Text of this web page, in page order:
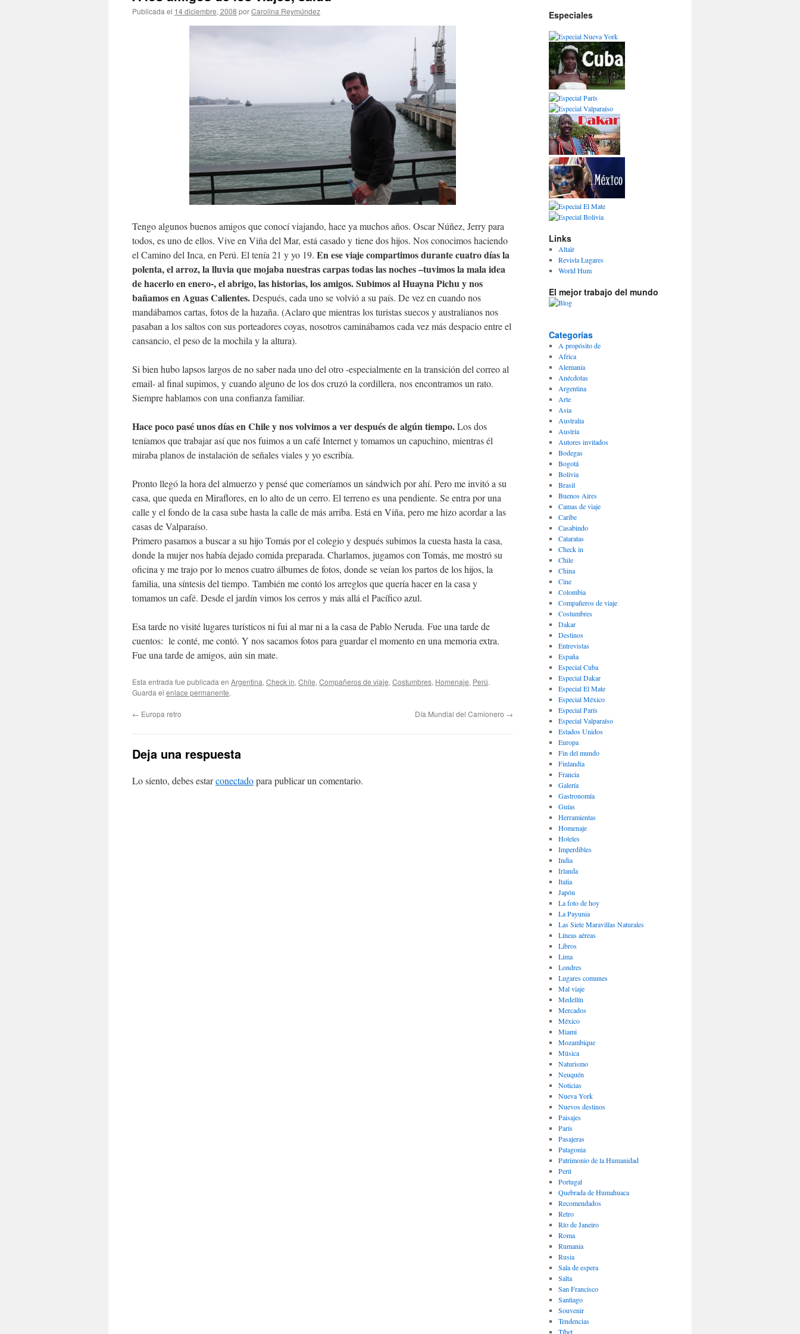
Publicada el 14 diciembre, 2008 porCarolina Reymúndez
Tengo algunos buenos amigos que conocí viajando, hace ya muchos años. Oscar Núñez, Jerry para
todos, es uno de ellos. Vive en Viña del Mar, está casado y tiene dos hijos. Nos conocimos haciendo
el Camino del Inca, en Perú. El tenía 21 y yo 19. En ese viaje compartimos durante cuatro días la
polenta, el arroz, la lluvia que mojaba nuestras carpas todas las noches –tuvimos la mala idea
de hacerlo en enero-, el abrigo, las historias, los amigos. Subimos al Huayna Pichu y nos
bañamos en Aguas Calientes.Después, cada uno se volvió a su país. De vez en cuando nos
mandábamos cartas, fotos de la hazaña. (Aclaro que mientras los turistas suecos y australianos nos
pasaban a los saltos con sus porteadores coyas, nosotros caminábamos cada vez más despacio entre el
cansancio, el peso de la mochila y la altura).
Si bien hubo lapsos largos de no saber nada uno del otro -especialmente en la transición del correo al
email- al final supimos, y cuando alguno de los dos cruzó la cordillera, nos encontramos un rato.
Siempre hablamos con una confianza familiar.
Hace poco pasé unos días en Chile y nos volvimos a ver después de algún tiempo.Los dos
teníamos que trabajar así que nos fuimos a un café Internet y tomamos un capuchino, mientras él
miraba planos de instalación de señales viales y yo escribía.
Pronto llegó la hora del almuerzo y pensé que comeríamos un sándwich por ahí. Pero me invitó a su
casa, que queda en Miraflores, en lo alto de un cerro. El terreno es una pendiente. Se entra por una
calle y el fondo de la casa sube hasta la calle de más arriba. Está en Viña, pero me hizo acordar a las
casas de Valparaíso.
Primero pasamos a buscar a su hijo Tomás por el colegio y después subimos la cuesta hasta la casa,
donde la mujer nos había dejado comida preparada. Charlamos, jugamos con Tomás, me mostró su
oficina y me trajo por lo menos cuatro álbumes de fotos, donde se veían los partos de los hijos, la
familia, una síntesis del tiempo. También me contó los arreglos que quería hacer en la casa y
tomamos un café. Desde el jardín vimos los cerros y más allá el Pacífico azul.
Esa tarde no visité lugares turísticos ni fui al mar ni a la casa de Pablo Neruda. Fue una tarde de
cuentos: le conté, me contó. Y nos sacamos fotos para guardar el momento en una memoria extra.
Fue una tarde de amigos, aún sin mate.
Esta entrada fue publicada en Argentina, Check in, Chile, Compañeros de viaje, Costumbres, Homenaje, Perú.
Guarda el enlace permanente.
← Europa retro Día Mundial del Camionero →
Deja una respuesta
Lo siento, debes estarconectadopara publicar un comentario.
Especiales
Links
Altaïr
Revista Lugares
World Hum
El mejor trabajo del mundo
Categorías
A propósito de
Africa
Alemania
Anécdotas
Argentina
Arte
Asia
Australia
Austria
Autores invitados
Bodegas
Bogotá
Bolivia
Brasil
Buenos Aires
Camas de viaje
Caribe
Casabindo
Cataratas
Check in
Chile
China
Cine
Colombia
Compañeros de viaje
Costumbres
Dakar
Destinos
Entrevistas
España
Especial Cuba
Especial Dakar
Especial El Mate
Especial México
Especial París
Especial Valparaíso
Estados Unidos
Europa
Fin del mundo
Finlandia
Francia
Galería
Gastronomí­a
Guías
Herramientas
Homenaje
Hoteles
Imperdibles
India
Irlanda
Italia
Japón
La foto de hoy
La Payunia
Las Siete Maravillas Naturales
Lí­neas aéreas
Libros
Lima
Londres
Lugares comunes
Mal viaje
Medellín
Mercados
México
Miami
Mozambique
Música
Naturismo
Neuquén
Noticias
Nueva York
Nuevos destinos
Paisajes
Parí­s
Pasajeras
Patagonia
Patrimonio de la Humanidad
Perú
Portugal
Quebrada de Humahuaca
Recomendados
Retro
Río de Janeiro
Roma
Rumania
Rusia
Sala de espera
Salta
San Francisco
Santiago
Souvenir
Tendencias
Tíbet